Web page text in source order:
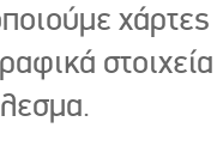
χάρτες
στοιχεία